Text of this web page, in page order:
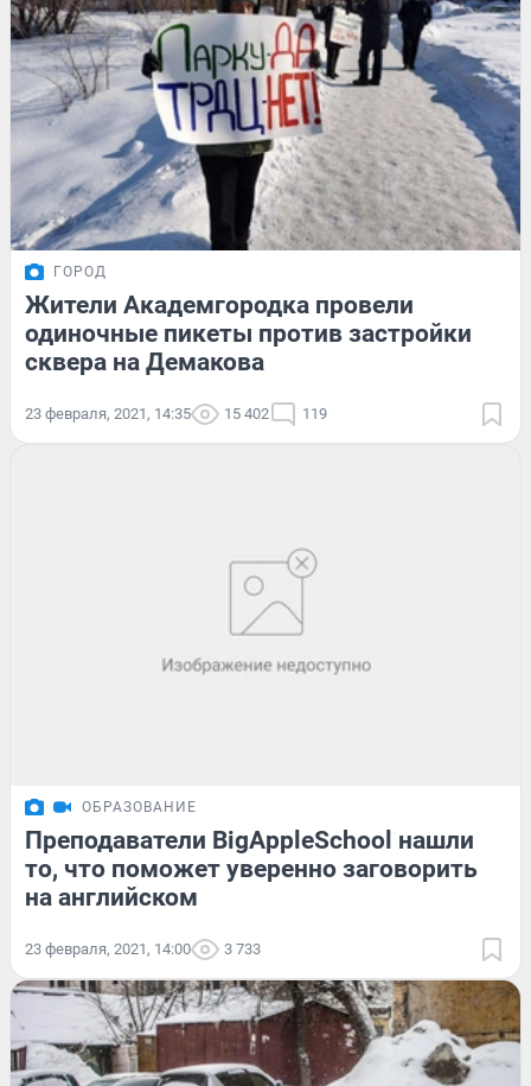
ГОРОД
Жители Академгородка провели
одиночные пикеты против застройки
сквера на Демакова
23 февраля, 2021, 14:35 15 402 119
ОБРАЗОВАНИЕ
Преподаватели BigAppleSchool нашли
то, что поможет уверенно заговорить
на английском
23 февраля, 2021, 14:00 3 733